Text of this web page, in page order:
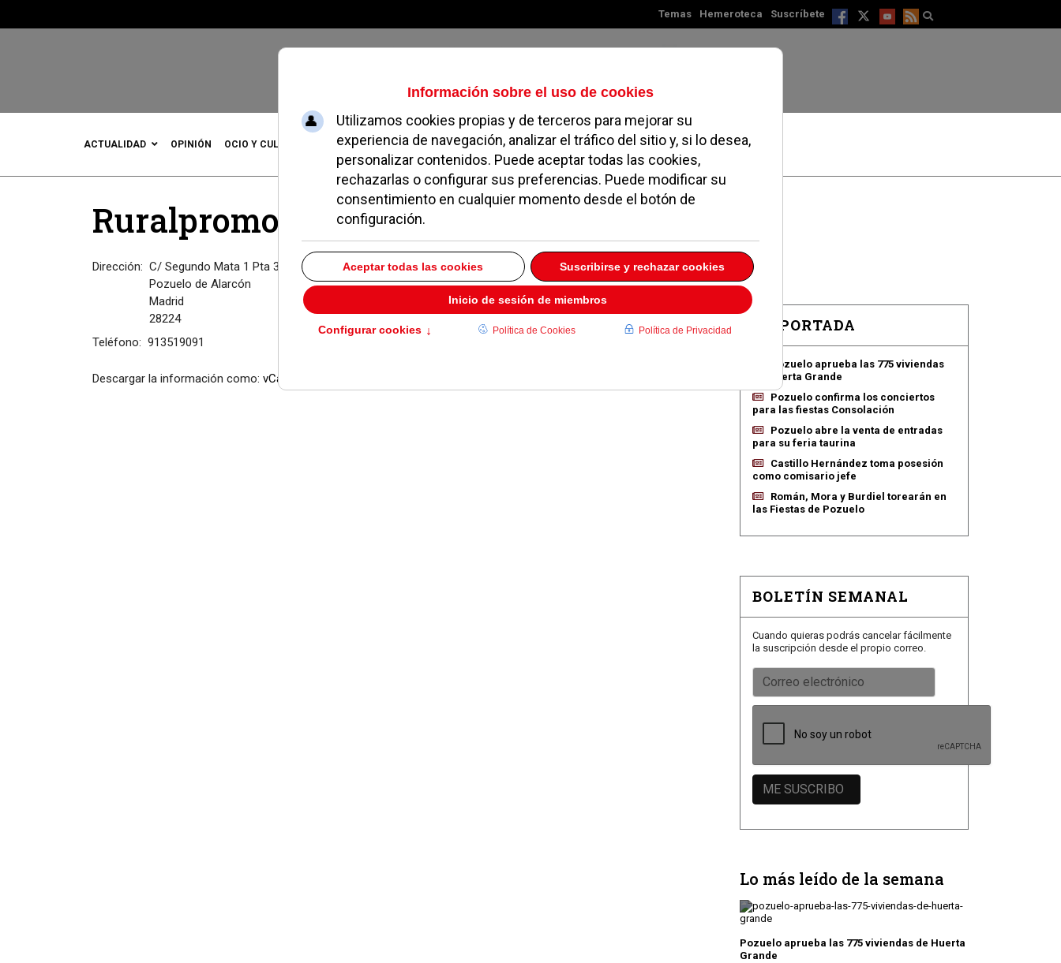
Temas Hemeroteca Suscríbete
Jueves, 06 de agosto de 2026
ACTUALIDAD OPINIÓN OCIO Y CULTURA DEPORTES MADRID NOROESTE SOCIEDAD MAGAZINE SERVICIOS
Ruralpromo Consulting
Dirección: C/ Segundo Mata 1 Pta 3 Of.14
Pozuelo de Alarcón
Madrid
28224
Teléfono: 913519091
Descargar la información como: vCard
EN PORTADA
Pozuelo aprueba las 775 viviendas
de Huerta Grande
Pozuelo confirma los conciertos
para las fiestas Consolación
Pozuelo abre la venta de entradas
para su feria taurina
Castillo Hernández toma posesión
como comisario jefe
Román, Mora y Burdiel torearán en
las Fiestas de Pozuelo
BOLETÍN SEMANAL
Cuando quieras podrás cancelar fácilmente
la suscripción desde el propio correo.
Lo más leído de la semana
Pozuelo aprueba las 775 viviendas de Huerta
Grande